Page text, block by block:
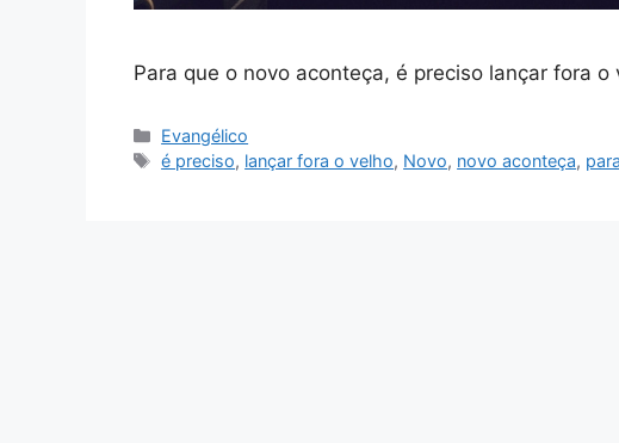
Para que o novo aconteça, é preciso lançar fora o
Categorias
Evangélico
Tags
é preciso, lançar fora o velho, Novo, novo aconteça,